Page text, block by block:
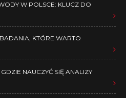
W POLSCE: KLUCZ DO
KTÓRE WARTO
NAUCZYĆ SIĘ ANALIZY